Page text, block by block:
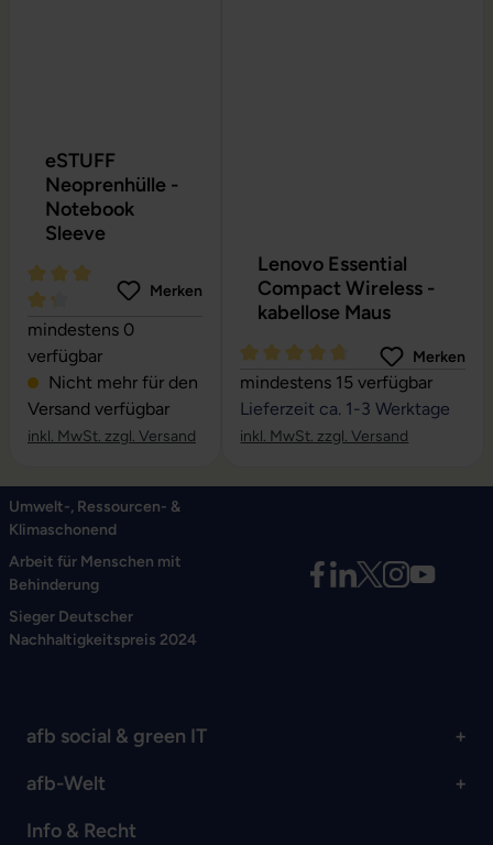
eSTUFF
Neoprenhülle -
Notebook
Sleeve
Durchschnittliche Bewertung von 4.24 von 5 Sternen
Merken
mindestens 0
verfügbar
Nicht mehr für den
Versand verfügbar
inkl. MwSt. zzgl. Versand
Lenovo Essential
Compact Wireless -
kabellose Maus
Durchschnittliche Bewertung
Merken
mindestens 15 verfügbar
Lieferzeit ca. 1-3 Werktage
inkl. MwSt. zzgl. Versand
Umwelt-, Ressourcen- &
Klimaschonend
Arbeit für Menschen mit
Behinderung
Sieger Deutscher
Nachhaltigkeitspreis 2024
afb social & green IT
afb-Welt
Info & Recht